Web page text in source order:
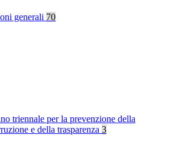
generali 70
triennale per la prevenzione della
e della trasparenza 3